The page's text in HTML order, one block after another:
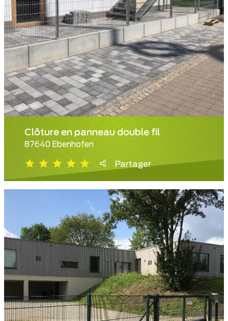
Clôture en panneau double fil
87640 Ebenhofen
Partager